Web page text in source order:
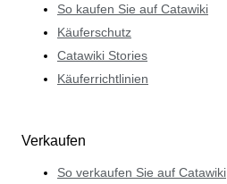
So kaufen Sie auf Catawiki
Käuferschutz
Catawiki Stories
Käuferrichtlinien
Verkaufen
So verkaufen Sie auf Catawiki